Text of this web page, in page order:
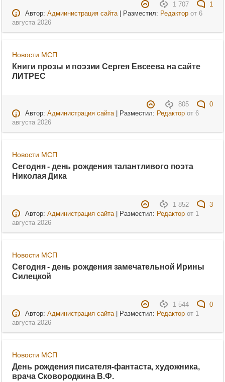
1 707
1
Автор: Адмиинистрация сайта| Разместил: Редакторот 6
августа 2026
Новости МСП
Книги прозы и поэзии Сергея Евсеева на сайте
ЛИТРЕС
805
0
Автор: Администрация сайта| Разместил: Редакторот 6
августа 2026
Новости МСП
Сегодня - день рождения талантливого поэта
Николая Дика
1 852
3
Автор: Администрация сайта| Разместил: Редакторот 1
августа 2026
Новости МСП
Сегодня - день рождения замечательной Ирины
Силецкой
1 544
0
Автор: Администрация сайта| Разместил: Редакторот 1
августа 2026
Новости МСП
День рождения писателя-фантаста, художника,
врача Сковородкина В.Ф.